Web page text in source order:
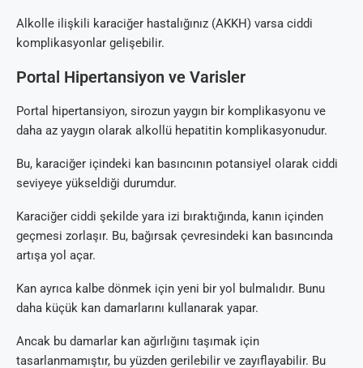
Alkolle ilişkili karaciğer hastalığınız (AKKH) varsa ciddi
komplikasyonlar gelişebilir.
Portal Hipertansiyon ve Varisler
Portal hipertansiyon, sirozun yaygın bir komplikasyonu ve
daha az yaygın olarak alkollü hepatitin komplikasyonudur.
Bu, karaciğer içindeki kan basıncının potansiyel olarak ciddi
seviyeye yükseldiği durumdur.
Karaciğer ciddi şekilde yara izi bıraktığında, kanın içinden
geçmesi zorlaşır. Bu, bağırsak çevresindeki kan basıncında
artışa yol açar.
Kan ayrıca kalbe dönmek için yeni bir yol bulmalıdır. Bunu
daha küçük kan damarlarını kullanarak yapar.
Ancak bu damarlar kan ağırlığını taşımak için
tasarlanmamıştır, bu yüzden gerilebilir ve zayıflayabilir. Bu